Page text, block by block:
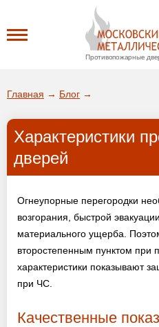
Противопожарные
ВЫБРАТЬ
О заводе
Доставка
Установка
Покупателям
Галерея
Оптовикам
Главная → Блог →
Характеристики
дверей
Огнеупорные перегородки
возгорания, быстрой
материального ущерба.
второстепенным пунктом при
характеристики показывают
при ЧС.
Качественные